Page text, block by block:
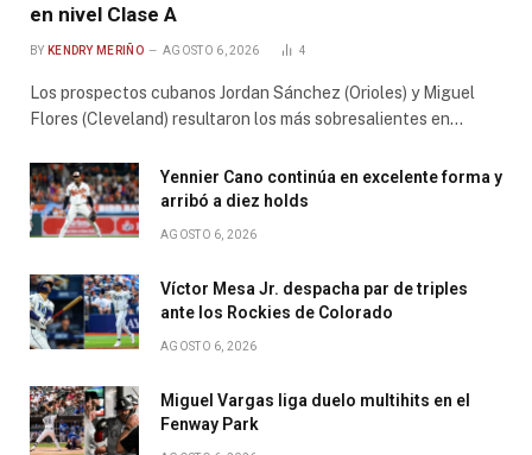
en nivel Clase A
BY KENDRY MERIÑO AGOSTO 6, 2026 4
Los prospectos cubanos Jordan Sánchez (Orioles) y Miguel
Flores (Cleveland) resultaron los más sobresalientes en…
Yennier Cano continúa en excelente forma y
arribó a diez holds
AGOSTO 6, 2026
Víctor Mesa Jr. despacha par de triples
ante los Rockies de Colorado
AGOSTO 6, 2026
Miguel Vargas liga duelo multihits en el
Fenway Park